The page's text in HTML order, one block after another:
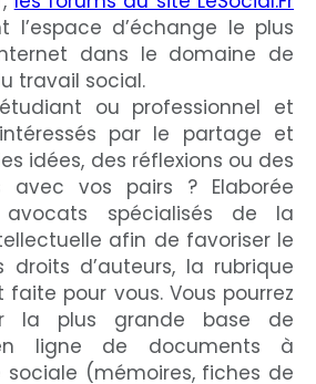
l’espace d’échange le plus
dans le domaine de
travail social.
ou professionnel et
par le partage et
idées, des réflexions ou des
avec vos pairs ? Elaborée
spécialisés de la
afin de favoriser le
droits d’auteurs, la rubrique
faite pour vous. Vous pourrez
la plus grande base de
ligne de documents à
(mémoires, fiches de